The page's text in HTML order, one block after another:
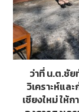
ว่าที่ น.ต.ชั
วิเคราะห์แล
เชียงใหม่ ให้